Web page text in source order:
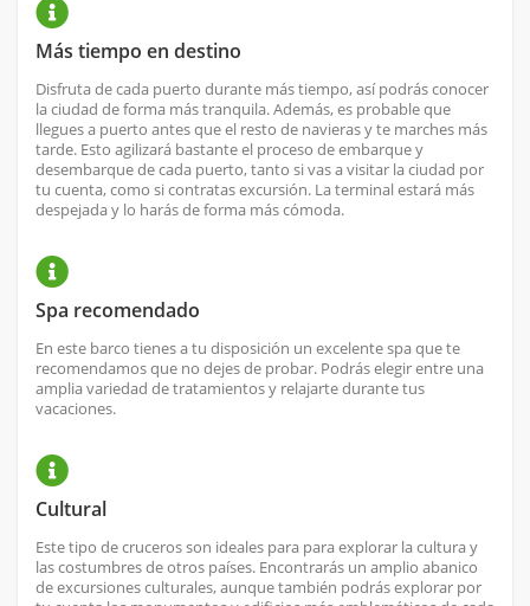
Más tiempo en destino
Disfruta de cada puerto durante más tiempo, así podrás conocer
la ciudad de forma más tranquila. Además, es probable que
llegues a puerto antes que el resto de navieras y te marches más
tarde. Esto agilizará bastante el proceso de embarque y
desembarque de cada puerto, tanto si vas a visitar la ciudad por
tu cuenta, como si contratas excursión. La terminal estará más
despejada y lo harás de forma más cómoda.
Spa recomendado
En este barco tienes a tu disposición un excelente spa que te
recomendamos que no dejes de probar. Podrás elegir entre una
amplia variedad de tratamientos y relajarte durante tus
vacaciones.
Cultural
Este tipo de cruceros son ideales para para explorar la cultura y
las costumbres de otros países. Encontrarás un amplio abanico
de excursiones culturales, aunque también podrás explorar por